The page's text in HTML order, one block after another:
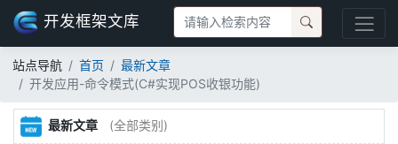
开发框架文库
站点导航 首页
最新文章
开发应用-命令模式(C#实现POS收银功能)
最新文章 (全部类别)